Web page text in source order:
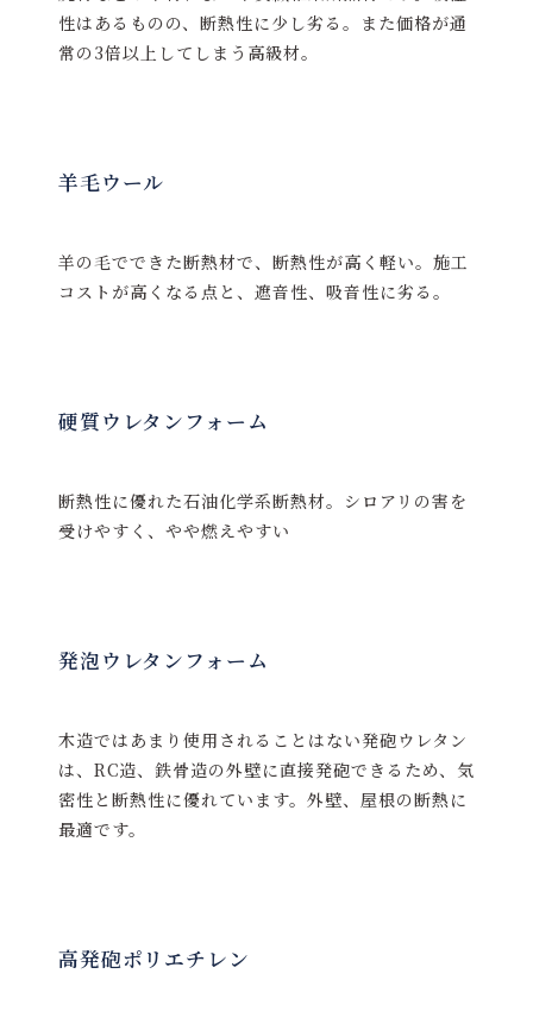
性はあるものの、断熱性に少し劣る。また価格が通
常の3倍以上してしまう高級材。
羊毛ウール
羊の毛でできた断熱材で、断熱性が高く軽い。施工
コストが高くなる点と、遮音性、吸音性に劣る。
硬質ウレタンフォーム
断熱性に優れた石油化学系断熱材。シロアリの害を
受けやすく、やや燃えやすい
発泡ウレタンフォーム
木造ではあまり使用されることはない発砲ウレタン
は、RC造、鉄骨造の外壁に直接発砲できるため、気
密性と断熱性に優れています。外壁、屋根の断熱に
最適です。
高発砲ポリエチレン